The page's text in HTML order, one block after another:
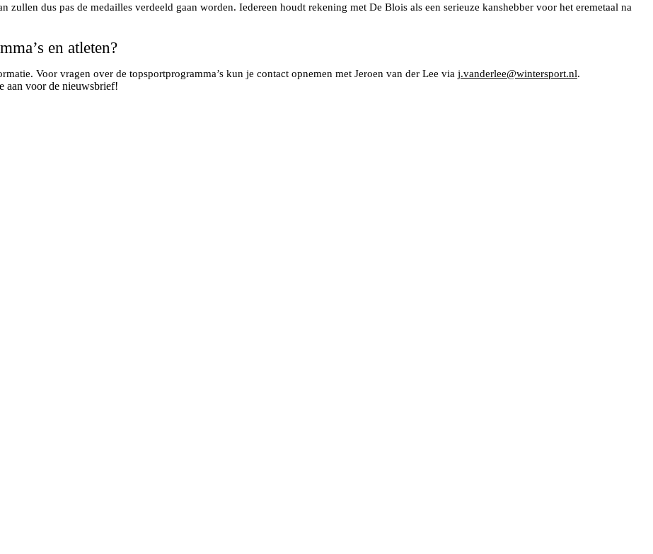
zullen dus pas de medailles verdeeld gaan worden. Iedereen houdt rekening met De Blois als een serieuze kanshebber voor het eremetaal na
en atleten?
Voor vragen over de topsportprogramma’s kun je contact opnemen met Jeroen van der Lee via j.vanderlee@wintersport.nl.
aan voor de nieuwsbrief!